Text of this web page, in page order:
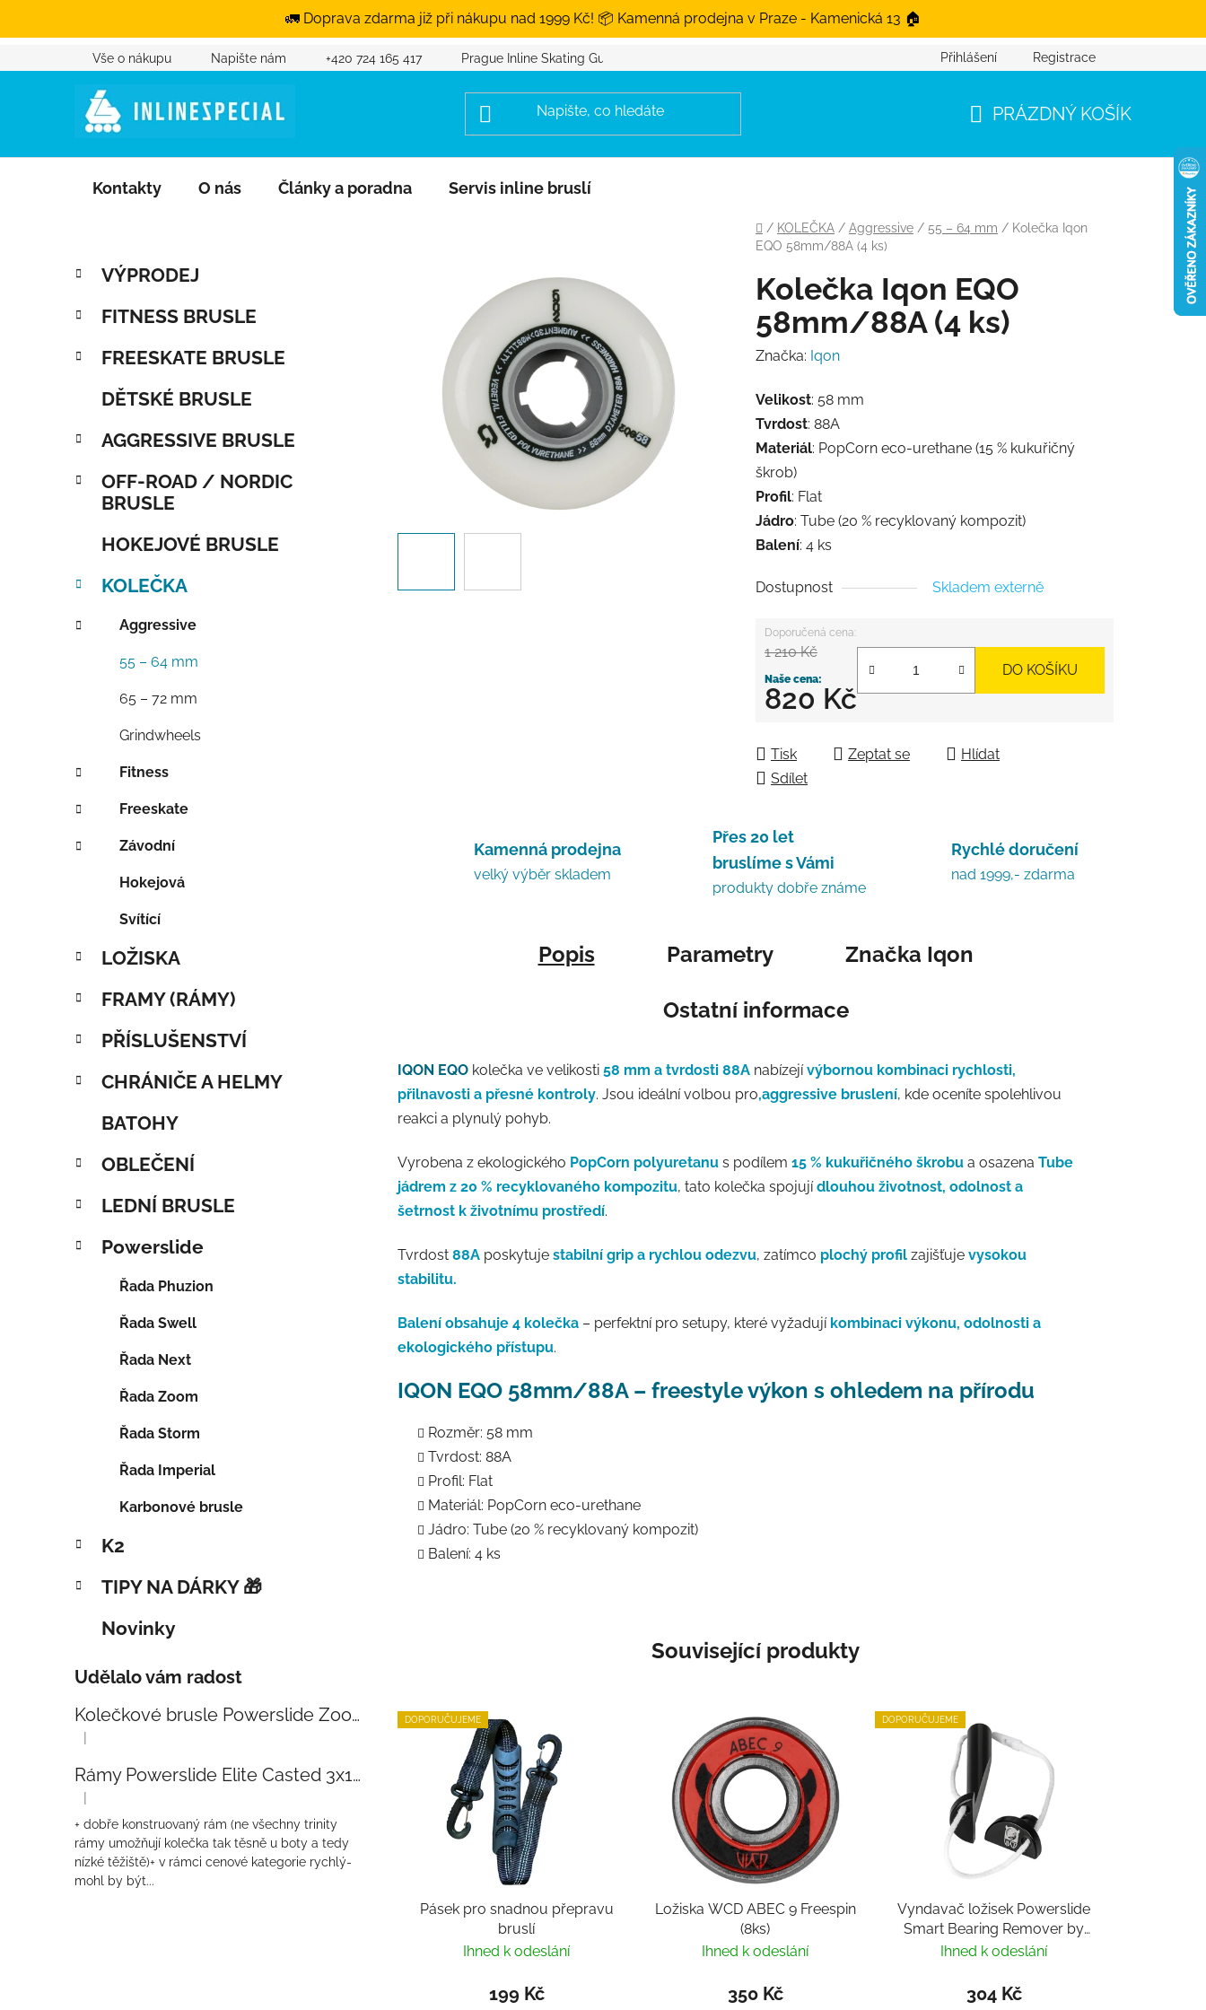
🚛 Doprava zdarma již při nákupu nad 1999 Kč! 📦 Kamenná prodejna v Praze - Kamenická 13 🏠
Přejít na obsah
Vše o nákupu Napište nám +420 724 165 417 Prague Inline Skating Guide Přihlášení Registrace
PRÁZDNÝ KOŠÍK
Kontakty O nás Články a poradna Servis inline bruslí
Domů
/ KOLEČKA / Aggressive / 55 – 64 mm / Kolečka Iqon
EQO 58mm/88A (4 ks)
Postranní panel
Přeskočit kategorie
Kategorie
VÝPRODEJ
FITNESS BRUSLE
FREESKATE BRUSLE
DĚTSKÉ BRUSLE
AGGRESSIVE BRUSLE
OFF-ROAD / NORDIC
BRUSLE
HOKEJOVÉ BRUSLE
KOLEČKA
Aggressive
55 – 64 mm
65 – 72 mm
Grindwheels
Fitness
Freeskate
Závodní
Hokejová
Svítící
LOŽISKA
FRAMY (RÁMY)
PŘÍSLUŠENSTVÍ
CHRÁNIČE A HELMY
BATOHY
OBLEČENÍ
LEDNÍ BRUSLE
Powerslide
Řada Phuzion
Řada Swell
Řada Next
Řada Zoom
Řada Storm
Řada Imperial
Karbonové brusle
K2
TIPY NA DÁRKY 🎁
Novinky
Udělalo vám radost
Kolečkové brusle Powerslide Zoom Baby Blue 80
Hodnocení produktu je 5 z 5 hvězdiček.
|
Rámy Powerslide Elite Casted 3x110 Trinity 270mm
Hodnocení produktu je 4 z 5 hvězdiček.
|
+ dobře konstruovaný rám (ne všechny trinity
rámy umožňují kolečka tak těsně u boty a tedy
nízké těžiště)+ v rámci cenové kategorie rychlý-
mohl by být...
Kolečka Iqon EQO
58mm/88A (4 ks)
Značka: Iqon
Velikost: 58 mm
Tvrdost: 88A
Materiál: PopCorn eco-urethane (15 % kukuřičný
škrob)
Profil: Flat
Jádro: Tube (20 % recyklovaný kompozit)
Balení: 4 ks
Dostupnost Skladem externě
1 210 Kč
820 Kč
DO KOŠÍKU
Tisk Zeptat se
Hlídat
Sdílet
Kamenná prodejna
velký výběr skladem
Přes 20 let
bruslíme s Vámi
produkty dobře známe
Rychlé doručení
nad 1999,- zdarma
Popis Parametry Značka Iqon
Ostatní informace
IQON EQO kolečka ve velikosti 58 mm a tvrdosti 88A nabízejívýbornou kombinaci rychlosti,
přilnavosti a přesné kontroly. Jsou ideální volbou pro,aggressive bruslení, kde oceníte spolehlivou
reakci a plynulý pohyb.
Vyrobena z ekologického PopCorn polyuretanu s podílem 15 % kukuřičného škrobu a osazena Tube
jádrem z 20 % recyklovaného kompozitu, tato kolečka spojujídlouhou životnost, odolnost a
šetrnost k životnímu prostředí.
Tvrdost 88A poskytuje stabilní grip a rychlou odezvu, zatímco plochý profil zajišťuje vysokou
stabilitu.
Balení obsahuje 4 kolečka – perfektní pro setupy, které vyžadují kombinaci výkonu, odolnosti a
ekologického přístupu.
IQON EQO 58mm/88A – freestyle výkon s ohledem na přírodu
Rozměr: 58 mm
Tvrdost: 88A
Profil: Flat
Materiál: PopCorn eco-urethane
Jádro: Tube (20 % recyklovaný kompozit)
Balení: 4 ks
Související produkty
DOPORUČUJEME
Pásek pro snadnou přepravu
bruslí
Ihned k odeslání
199 Kč
Ložiska WCD ABEC 9 Freespin
(8ks)
Ihned k odeslání
350 Kč
DOPORUČUJEME
Vyndavač ložisek Powerslide
Smart Bearing Remover by
Villy
Ihned k odeslání
304 Kč